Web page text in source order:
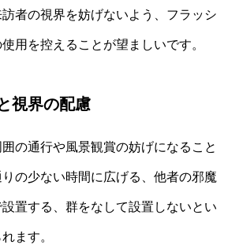
者の視界を妨げないよう、フラッシ
用を控えることが望ましいです。
視界の配慮
の通行や風景観賞の妨げになること
の少ない時間に広げる、他者の邪魔
置する、群をなして設置しないとい
ます。